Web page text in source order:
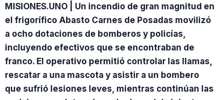
MISIONES.UNO | Un incendio de gran magnitud en
el frigorífico Abasto Carnes de Posadas movilizó
a ocho dotaciones de bomberos y policías,
incluyendo efectivos que se encontraban de
franco. El operativo permitió controlar las llamas,
rescatar a una mascota y asistir a un bombero
que sufrió lesiones leves, mientras continúan las